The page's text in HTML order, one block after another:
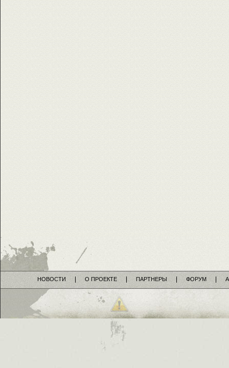
НОВОСТИ О ПРОЕКТЕ ПАРТНЕРЫ ФОРУМ